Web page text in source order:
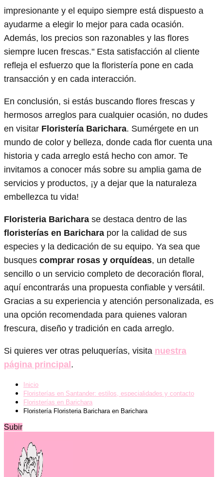
impresionante y el equipo siempre está dispuesto a
ayudarme a elegir lo mejor para cada ocasión.
Además, los precios son razonables y las flores
siempre lucen frescas." Esta satisfacción al cliente
refleja el esfuerzo que la floristería pone en cada
transacción y en cada interacción.
En conclusión, si estás buscando flores frescas y
hermosos arreglos para cualquier ocasión, no dudes
en visitar Floristería Barichara. Sumérgete en un
mundo de color y belleza, donde cada flor cuenta una
historia y cada arreglo está hecho con amor. Te
invitamos a conocer más sobre su amplia gama de
servicios y productos, ¡y a dejar que la naturaleza
embellezca tu vida!
Floristeria Barichara se destaca dentro de las
floristerías en Barichara por la calidad de sus
especies y la dedicación de su equipo. Ya sea que
busques comprar rosas y orquídeas, un detalle
sencillo o un servicio completo de decoración floral,
aquí encontrarás una propuesta confiable y versátil.
Gracias a su experiencia y atención personalizada, es
una opción recomendada para quienes valoran
frescura, diseño y tradición en cada arreglo.
Si quieres ver otras peluquerías, visita nuestra
página principal.
Inicio
Floristerías en Santander: estilos, especialidades y contacto
Floristerías en Barichara
Floristería Floristeria Barichara en Barichara
Subir